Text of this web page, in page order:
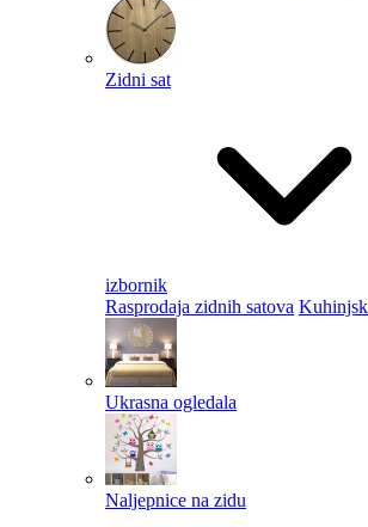
Zidni sat
izbornik
Rasprodaja zidnih satova
Ukrasna ogledala
Naljepnice na zidu